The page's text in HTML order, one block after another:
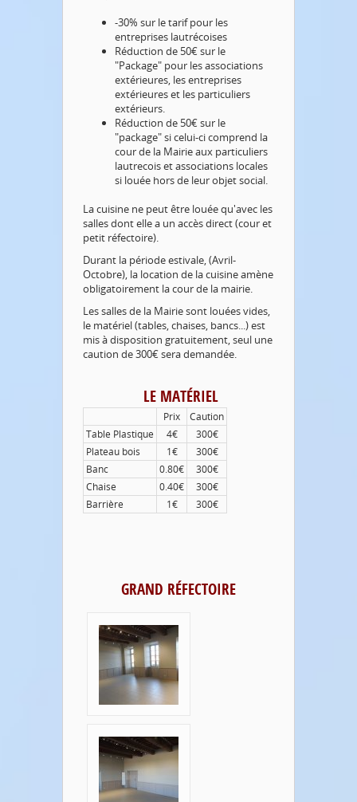
-30% sur le tarif pour les
entreprises lautrécoises
Réduction de 50€ sur le
"Package" pour les associations
extérieures, les entreprises
extérieures et les particuliers
extérieurs.
Réduction de 50€ sur le
"package" si celui-ci comprend la
cour de la Mairie aux particuliers
lautrecois et associations locales
si louée hors de leur objet social.
La cuisine ne peut être louée qu'avec les
salles dont elle a un accès direct (cour et
petit réfectoire).
Durant la période estivale, (Avril-
Octobre), la location de la cuisine amène
obligatoirement la cour de la mairie.
Les salles de la Mairie sont louées vides,
le matériel (tables, chaises, bancs...) est
mis à disposition gratuitement, seul une
caution de 300€ sera demandée.
LE MATÉRIEL
Prix
Caution
Table Plastique
4€
300€
Plateau bois
1€
300€
Banc
0.80€
300€
Chaise
0.40€
300€
Barrière
1€ 300€
GRAND RÉFECTOIRE